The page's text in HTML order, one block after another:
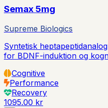
Semax 5mg
Supreme Biologics
Syntetisk
for BDNF-induktion og
Cognitive
Performance
Recovery
1095.00 kr